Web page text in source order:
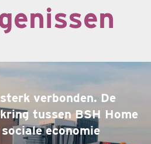
verbonden. De
tussen BSH Home
economie